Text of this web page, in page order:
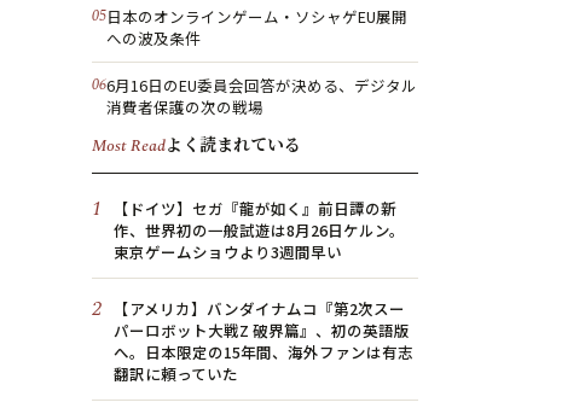
日本のオンラインゲーム・ソシャゲEU展開
への波及条件
6月16日のEU委員会回答が決める、デジタル
消費者保護の次の戦場
Most Readよく読まれている
1
【ドイツ】セガ『龍が如く』前日譚の新
作、世界初の一般試遊は8月26日ケルン。
東京ゲームショウより3週間早い
2
【アメリカ】バンダイナムコ『第2次スー
パーロボット大戦Z 破界篇』、初の英語版
へ。日本限定の15年間、海外ファンは有志
翻訳に頼っていた